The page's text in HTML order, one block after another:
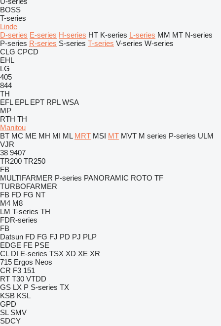
BOSS
T-series
Linde
D-series E-series H-series HT K-series L-series MM MT N-series
P-series R-series S-series T-series V-series W-series
CLG CPCD
EHL
LG
405
844
TH
EFL EPL EPT RPL WSA
MP
RTH TH
Manitou
BT MC ME MH MI ML MRT MSI MT MVT M series P-series ULM
VJR
38 9407
TR200 TR250
FB
MULTIFARMER P-series PANORAMIC ROTO TF
TURBOFARMER
FB FD FG NT
M4 M8
LM T-series TH
FDR-series
FB
Datsun FD FG FJ PD PJ PLP
EDGE FE PSE
CL DI E-series TSX XD XE XR
715 Ergos Neos
CR F3 151
RT T30 VTDD
GS LX P S-series TX
KSB KSL
GPD
SL SMV
SDCY